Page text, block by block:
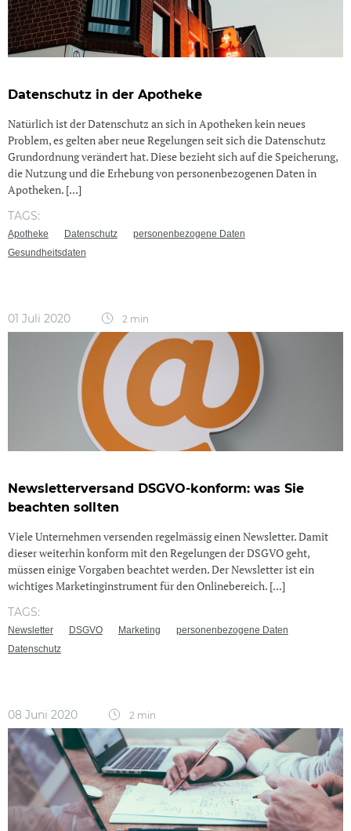
Datenschutz in der Apotheke
Natürlich ist der Datenschutz an sich in Apotheken kein neues
Problem, es gelten aber neue Regelungen seit sich die Datenschutz
Grundordnung verändert hat. Diese bezieht sich auf die Speicherung,
die Nutzung und die Erhebung von personenbezogenen Daten in
Apotheken. [...]
TAGS:
Apotheke Datenschutz
personenbezogene Daten
Gesundheitsdaten
01 Juli 2020 2 min
Newsletterversand DSGVO-konform: was Sie
beachten sollten
Viele Unternehmen versenden regelmässig einen Newsletter. Damit
dieser weiterhin konform mit den Regelungen der DSGVO geht,
müssen einige Vorgaben beachtet werden. Der Newsletter ist ein
wichtiges Marketinginstrument für den Onlinebereich. [...]
TAGS:
Newsletter DSGVO Marketing
personenbezogene Daten
Datenschutz
08 Juni 2020 2 min